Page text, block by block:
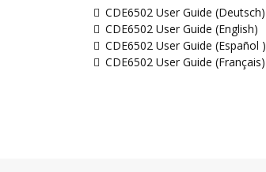
CDE6502 User Guide (Deutsch)
CDE6502 User Guide (English)
CDE6502 User Guide (Español )
CDE6502 User Guide (Français)